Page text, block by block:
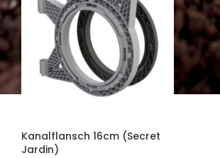
Kanalflansch 16cm (Secret
Jardin)